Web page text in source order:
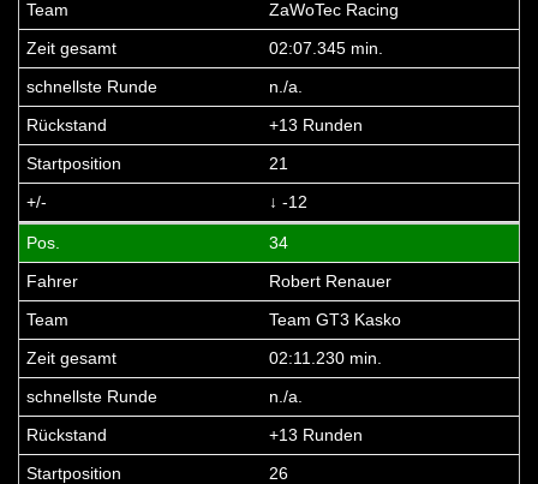
ZaWoTec Racing
02:07.345 min.
n./a.
+13 Runden
21
↓ -12
34
Robert Renauer
Team GT3 Kasko
02:11.230 min.
n./a.
+13 Runden
26